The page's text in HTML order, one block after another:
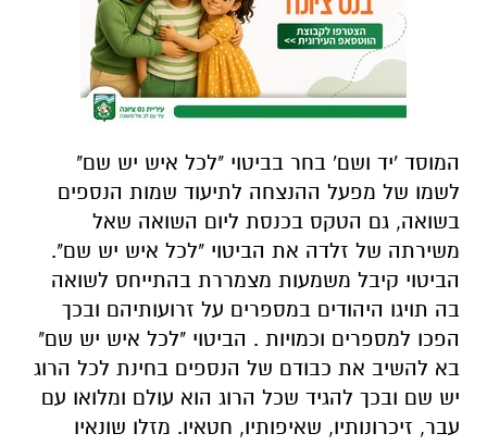
המוסד 'יד ושם' בחר בביטוי "לכל איש יש שם"
לשמו של מפעל ההנצחה לתיעוד שמות הנספים
בשואה, גם הטקס בכנסת ליום השואה שאל
משירתה של זלדה את הביטוי "לכל איש יש שם".
הביטוי קיבל משמעות מצמררת בהתייחס לשואה
בה תויגו היהודים במספרים על זרועותיהם ובכך
הפכו למספרים וכמויות . הביטוי "לכל איש יש שם"
בא להשיב את כבודם של הנספים בחינת לכל הרוג
יש שם ובכך להגיד שכל הרוג הוא עולם ומלואו עם
עבר, זיכרונותיו, שאיפותיו, חטאיו. מזלו שונאיו